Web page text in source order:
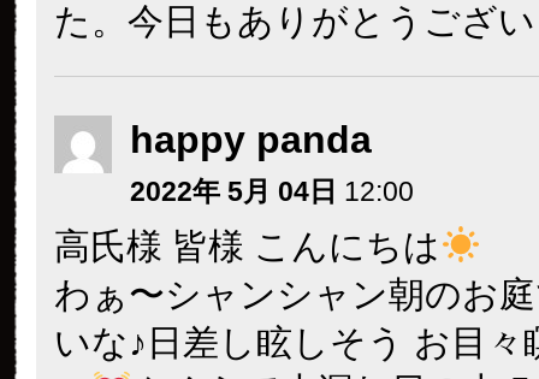
た。今日もありがとうござ
happy panda
2022年 5月 04日 12:00
高氏様 皆様 こんにちは
わぁ〜シャンシャン朝のお
いな♪日差し眩しそう お目々